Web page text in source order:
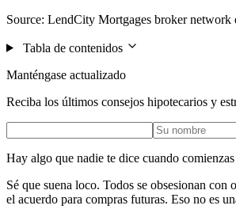
Source: LendCity Mortgages broker network
Tabla de contenidos
Manténgase actualizado
Reciba los últimos consejos hipotecarios y
Hay algo que nadie te dice cuando
Sé que suena loco. Todos se obsesionan
el acuerdo para compras futuras. Eso no es